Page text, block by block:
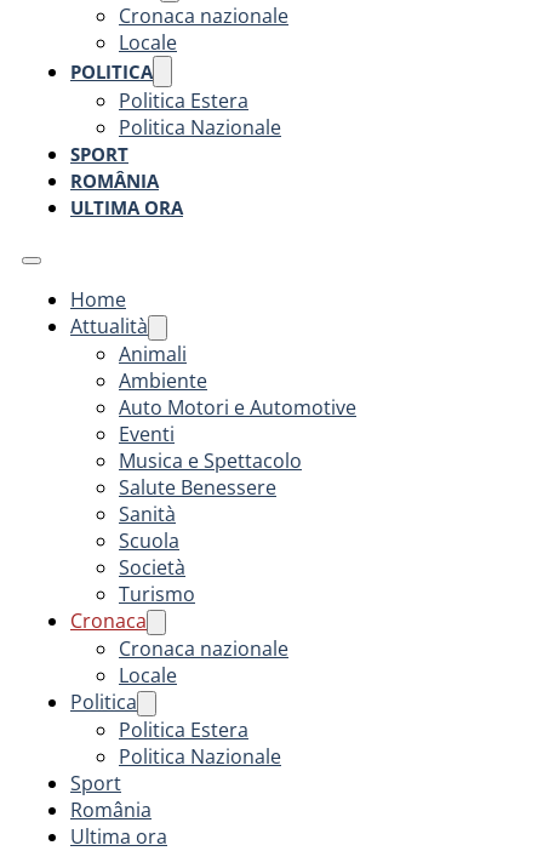
Cronaca nazionale
Locale
POLITICA
Politica Estera
Politica Nazionale
SPORT
ROMÂNIA
ULTIMA ORA
Home
Attualità
Animali
Ambiente
Auto Motori e Automotive
Eventi
Musica e Spettacolo
Salute Benessere
Sanità
Scuola
Società
Turismo
Cronaca
Cronaca nazionale
Locale
Politica
Politica Estera
Politica Nazionale
Sport
România
Ultima ora